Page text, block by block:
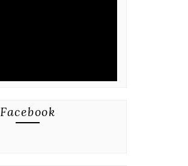
Facebook